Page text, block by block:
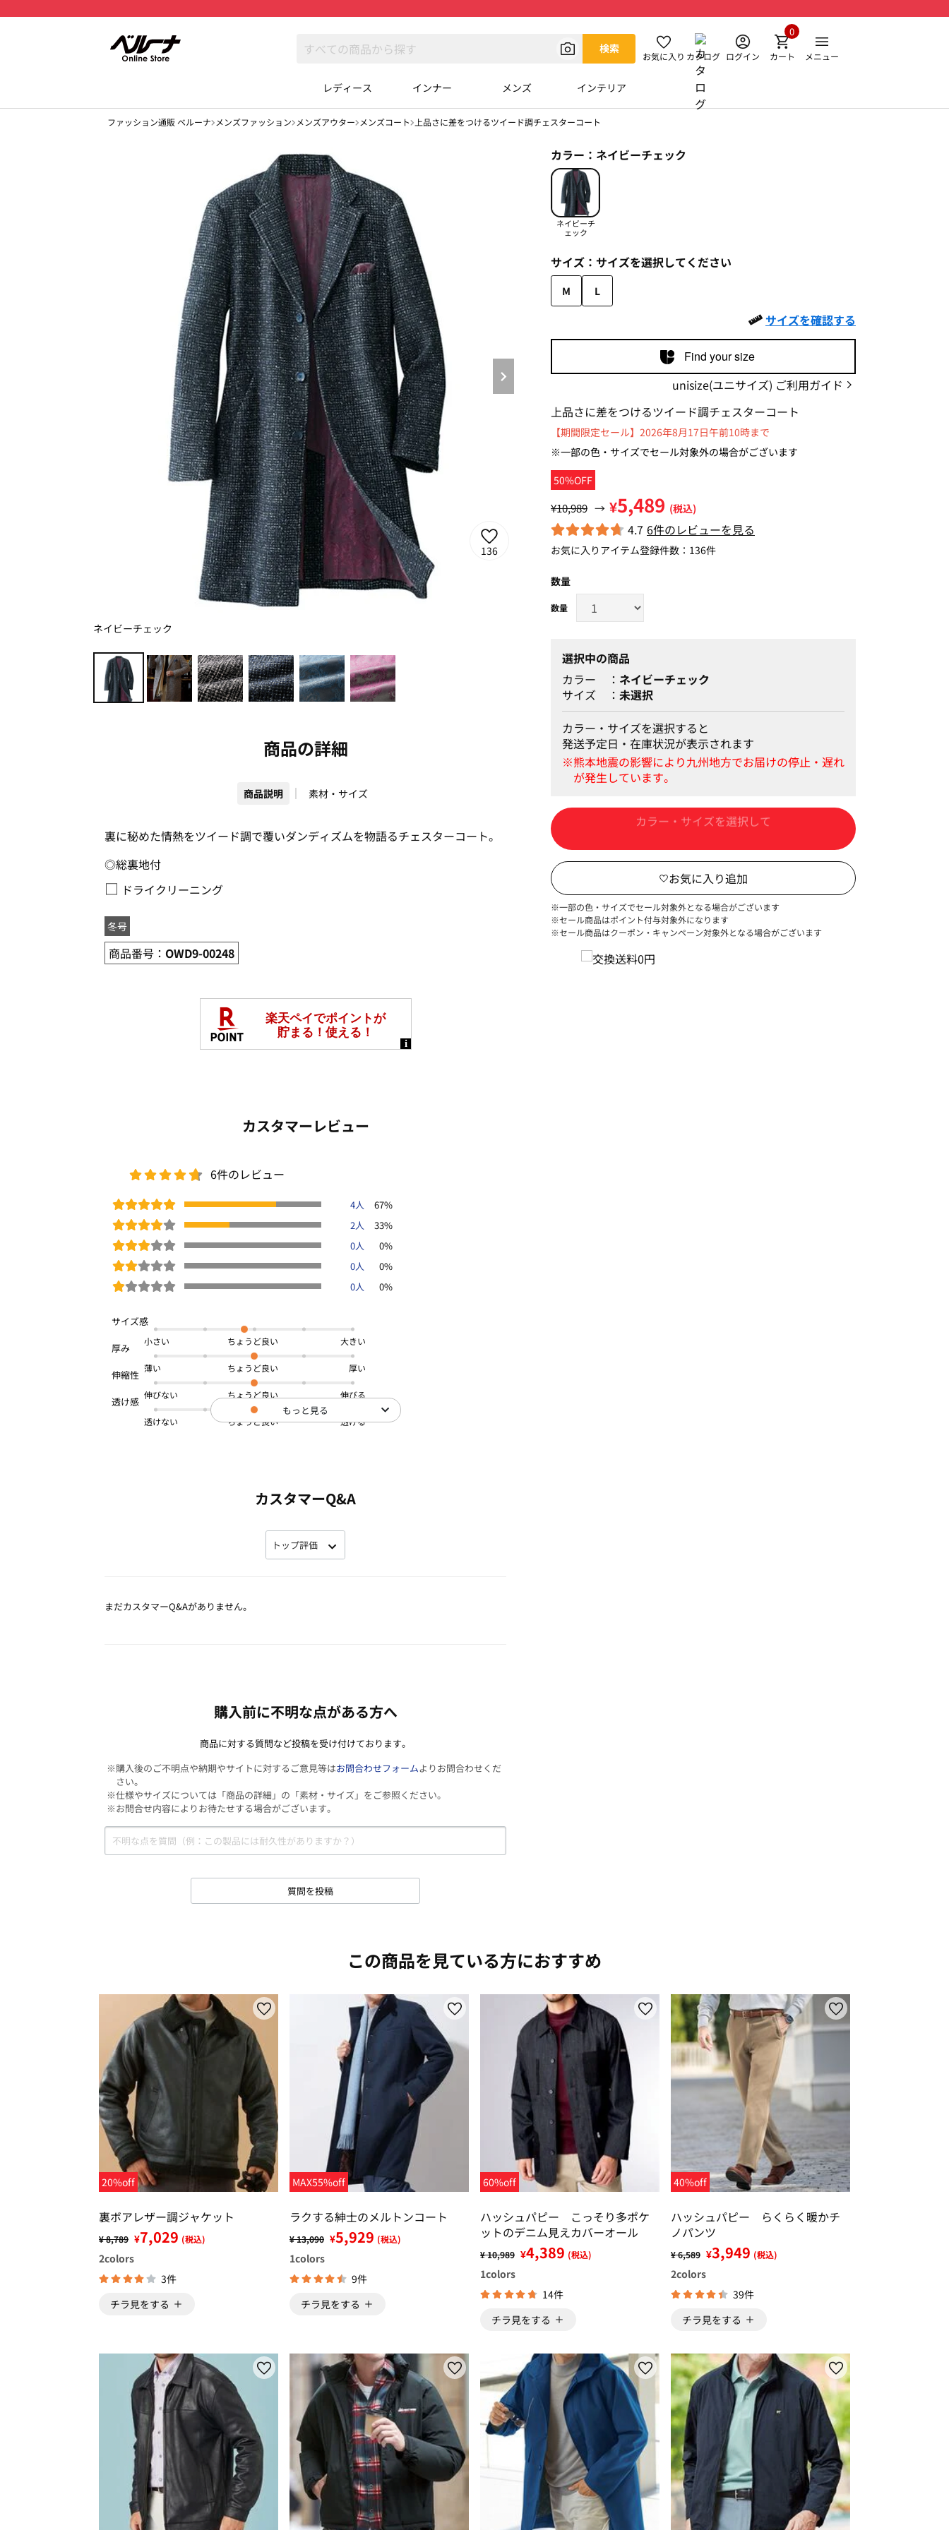
検索
お気に入り カタログ ログイン カート
0
メニュー
レディース インナー メンズ インテリア
ファッション通販 ベルーナ メンズファッション メンズアウター メンズコート 上品さに差をつけるツイード調チェスターコート
136
ネイビーチェック
商品の詳細
商品説明 素材・サイズ
裏に秘めた情熱をツイード調で覆いダンディズムを物語るチェスターコート。
◎総裏地付
□ ドライクリーニング
冬号
商品番号： OWD9-00248
カスタマーレビュー
6件のレビュー
4人
67%
2人
33%
0人
0%
0人
0%
0人
0%
小さい 大きい
薄い 厚い
伸びない 伸びる
透けない 透ける
もっと見る
カスタマーQ&A
まだカスタマーQ&Aがありません。
購入前に不明な点がある方へ
商品に対する質問など投稿を受け付けております。
※購入後のご不明点や納期やサイトに対するご意見等はお問合わせフォームよりお問合わせくだ
さい。
※仕様やサイズについては「商品の詳細」の「素材・サイズ」をご参照ください。
※お問合せ内容によりお待たせする場合がございます。
質問を投稿
カラー： ネイビーチェック
ネイビーチ
ェック
サイズ： サイズを選択してください
M L
サイズを確認する
Find your size
unisize(ユニサイズ) ご利用ガイド
上品さに差をつけるツイード調チェスターコート
50%OFF
【期間限定セール】2026年8月17日午前10時まで
※一部の色・サイズでセール対象外の場合がございます
¥10,989 → ¥5,489 (税込)
4.7 6件のレビューを見る
お気に入りアイテム登録件数： 136件
数量
選択中の商品
カラー
ネイビーチェック
サイズ
未選択
カラー・サイズを選択すると
発送予定日・在庫状況が表示されます
カートに入れる
※一部の色・サイズでセール対象外となる場合がございます
※セール商品はポイント付与対象外になります
※セール商品はクーポン・キャンペーン対象外となる場合がございます
この商品を見ている方におすすめ
20%off
裏ボアレザー調ジャケット
¥ 8,789 ¥7,029 (税込)
2colors
3件
チラ見をする
MAX55%off
ラクする紳士のメルトンコート
¥ 13,090 ¥5,929 (税込)
1colors
9件
チラ見をする
60%off
ハッシュパピー こっそり多ポケ
ットのデニム見えカバーオール
¥ 10,989 ¥4,389 (税込)
1colors
14件
チラ見をする
40%off
ハッシュパピー らくらく暖かチ
ノパンツ
¥ 6,589 ¥3,949 (税込)
2colors
39件
チラ見をする